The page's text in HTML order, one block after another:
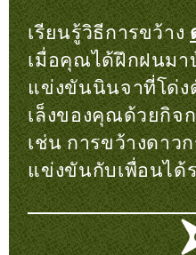
เรียนรู้วิธีการขว้าง
เมื่อคุณได้ฝึกฝนมา
แข่งขันนินจาที่โด่ง
เล็งของคุณด้วยกิจ
เช่น การขว้างดาว
แข่งขันกับเพื่อนได้